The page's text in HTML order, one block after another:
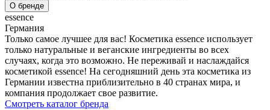
О бренде
essence
Германия
Только самое лучшее для вас! Косметика essence использует
только натуральные и веганские ингредиенты во всех
случаях, когда это возможно. Не переживай и наслаждайся
косметикой essence! На сегодняшний день эта косметика из
Германии известна приблизительно в 40 странах мира, и
компания продолжает свое развитие.
Смотреть каталог бренда